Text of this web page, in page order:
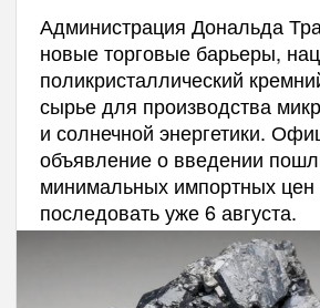
Администрация Дональда
новые торговые барьеры,
поликристаллический
сырье для производства
и солнечной энергетики.
объявление о введении
минимальных импортных
последовать уже 6 августа.